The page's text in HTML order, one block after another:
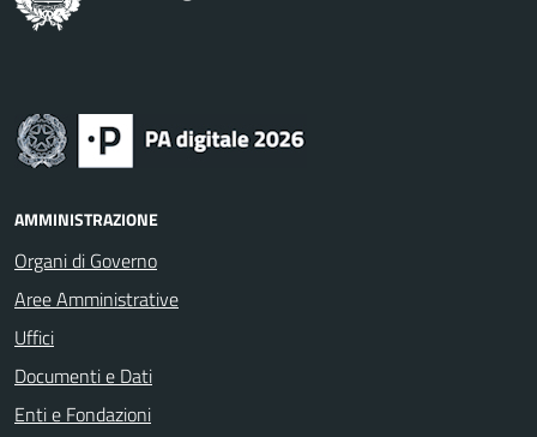
AMMINISTRAZIONE
Organi di Governo
Aree Amministrative
Uffici
Documenti e Dati
Enti e Fondazioni